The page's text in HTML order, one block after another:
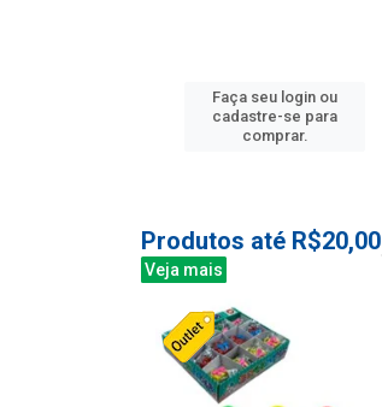
Faça seu login ou
cadastre-se para
comprar.
Produtos até R$20,00
Veja mais